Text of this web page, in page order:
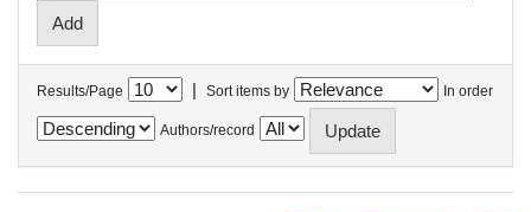
Results/Page | Sort items by In order
Authors/record